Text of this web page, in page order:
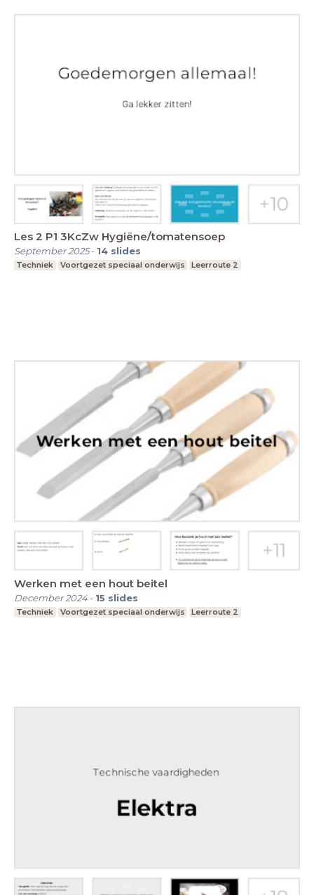
Les 2 P1 3KcZw Hygiëne/tomatensoep
September 2025- 14 slides
Techniek Voortgezet speciaal onderwijs Leerroute 2
Werken met een hout beitel
December 2024- 15 slides
Techniek Voortgezet speciaal onderwijs Leerroute 2